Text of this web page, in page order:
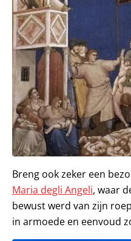
Breng ook zeker een
Maria degli Angeli, waar
bewust werd van zijn
in armoede en eenvoud